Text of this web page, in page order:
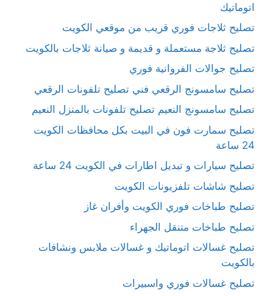
اتوماتيك
تصليح ثلاجات فوري قريب من موقعي الكويت
تصليح ثلاجة مستعملة و قديمة و صيانة ثلاجات بالكويت
تصليح جوالات الفروانية فوري
تصليح سامسونج الرقعي فني تصليح تلفونات الرقعي
تصليح سامسونج النعيم تصليح تلفونات بالمنزل النعيم
تصليح سمارت فون في البيت بكل محافظات الكويت
24 ساعة
تصليح سيارات و تبديل اطارات في الكويت 24 ساعة
تصليح شاشات تلفزيونات الكويت
تصليح طباخات فوري الكويت وأفران غاز
تصليح طباخات متنقل الجهراء
تصليح غسالات اتوماتيك و غسالات ملابس ونشافات
بالكويت
تصليح غسالات فوري واسبيرات